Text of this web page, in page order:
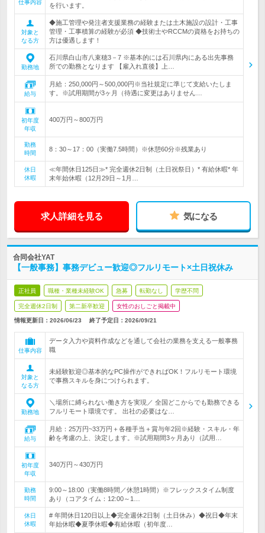
仕事内容
を行います。
対象と
なる方
◆施工管理や発注者支援業務の経験または土木施設の設計・工事
管理・工事積算の経験が必須 ◆技術士やRCCMの資格をお持ちの
方は優遇します！
勤務地
石川県白山市八束穂3－7 ※基本的には石川県内にある出先事務
所での勤務となります 【雇入れ直後】上…
給与
月給：250,000円～500,000円※当社規定に準じて支給いたしま
す。※試用期間が3ヶ月（待遇に変更はありません…
初年度
年収
400万円～800万円
勤務
時間
8：30～17：00（実働7.5時間）※休憩60分※残業あり
休日
休暇
≪年間休日125日≫* 完全週休2日制（土日祝祭日）* 有給休暇* 年
末年始休暇（12月29日～1月…
求人詳細を見る 気になる
合同会社YAT
【一般事務】事務デビュー歓迎◎フルリモート×土日祝休み
正社員 職種・業種未経験OK 急募 転勤なし 学歴不問
完全週休2日制 第二新卒歓迎 女性のおしごと掲載中
情報更新日：2026/06/23 終了予定日： 2026/09/21
仕事内容
データ入力や資料作成などを通して会社の業務を支える一般事務
職
対象と
なる方
未経験歓迎◎基本的なPC操作ができればOK！フルリモート環境
で事務スキルを身につけられます。
勤務地
＼場所に縛られない働き方を実現／ 全国どこからでも勤務できる
フルリモート環境です。 出社の必要はな…
給与
月給：25万円~33万円＋各種手当＋賞与年2回※経験・スキル・年
齢を考慮の上、決定します。※試用期間3ヶ月あり（試用…
初年度
年収
340万円～430万円
勤務
時間
9:00～18:00（実働8時間／休憩1時間）※フレックスタイム制度
あり（コアタイム：12:00～1…
休日
休暇
# 年間休日120日以上◆完全週休2日制（土日休み）◆祝日◆年末
年始休暇◆夏季休暇◆有給休暇（初年度…